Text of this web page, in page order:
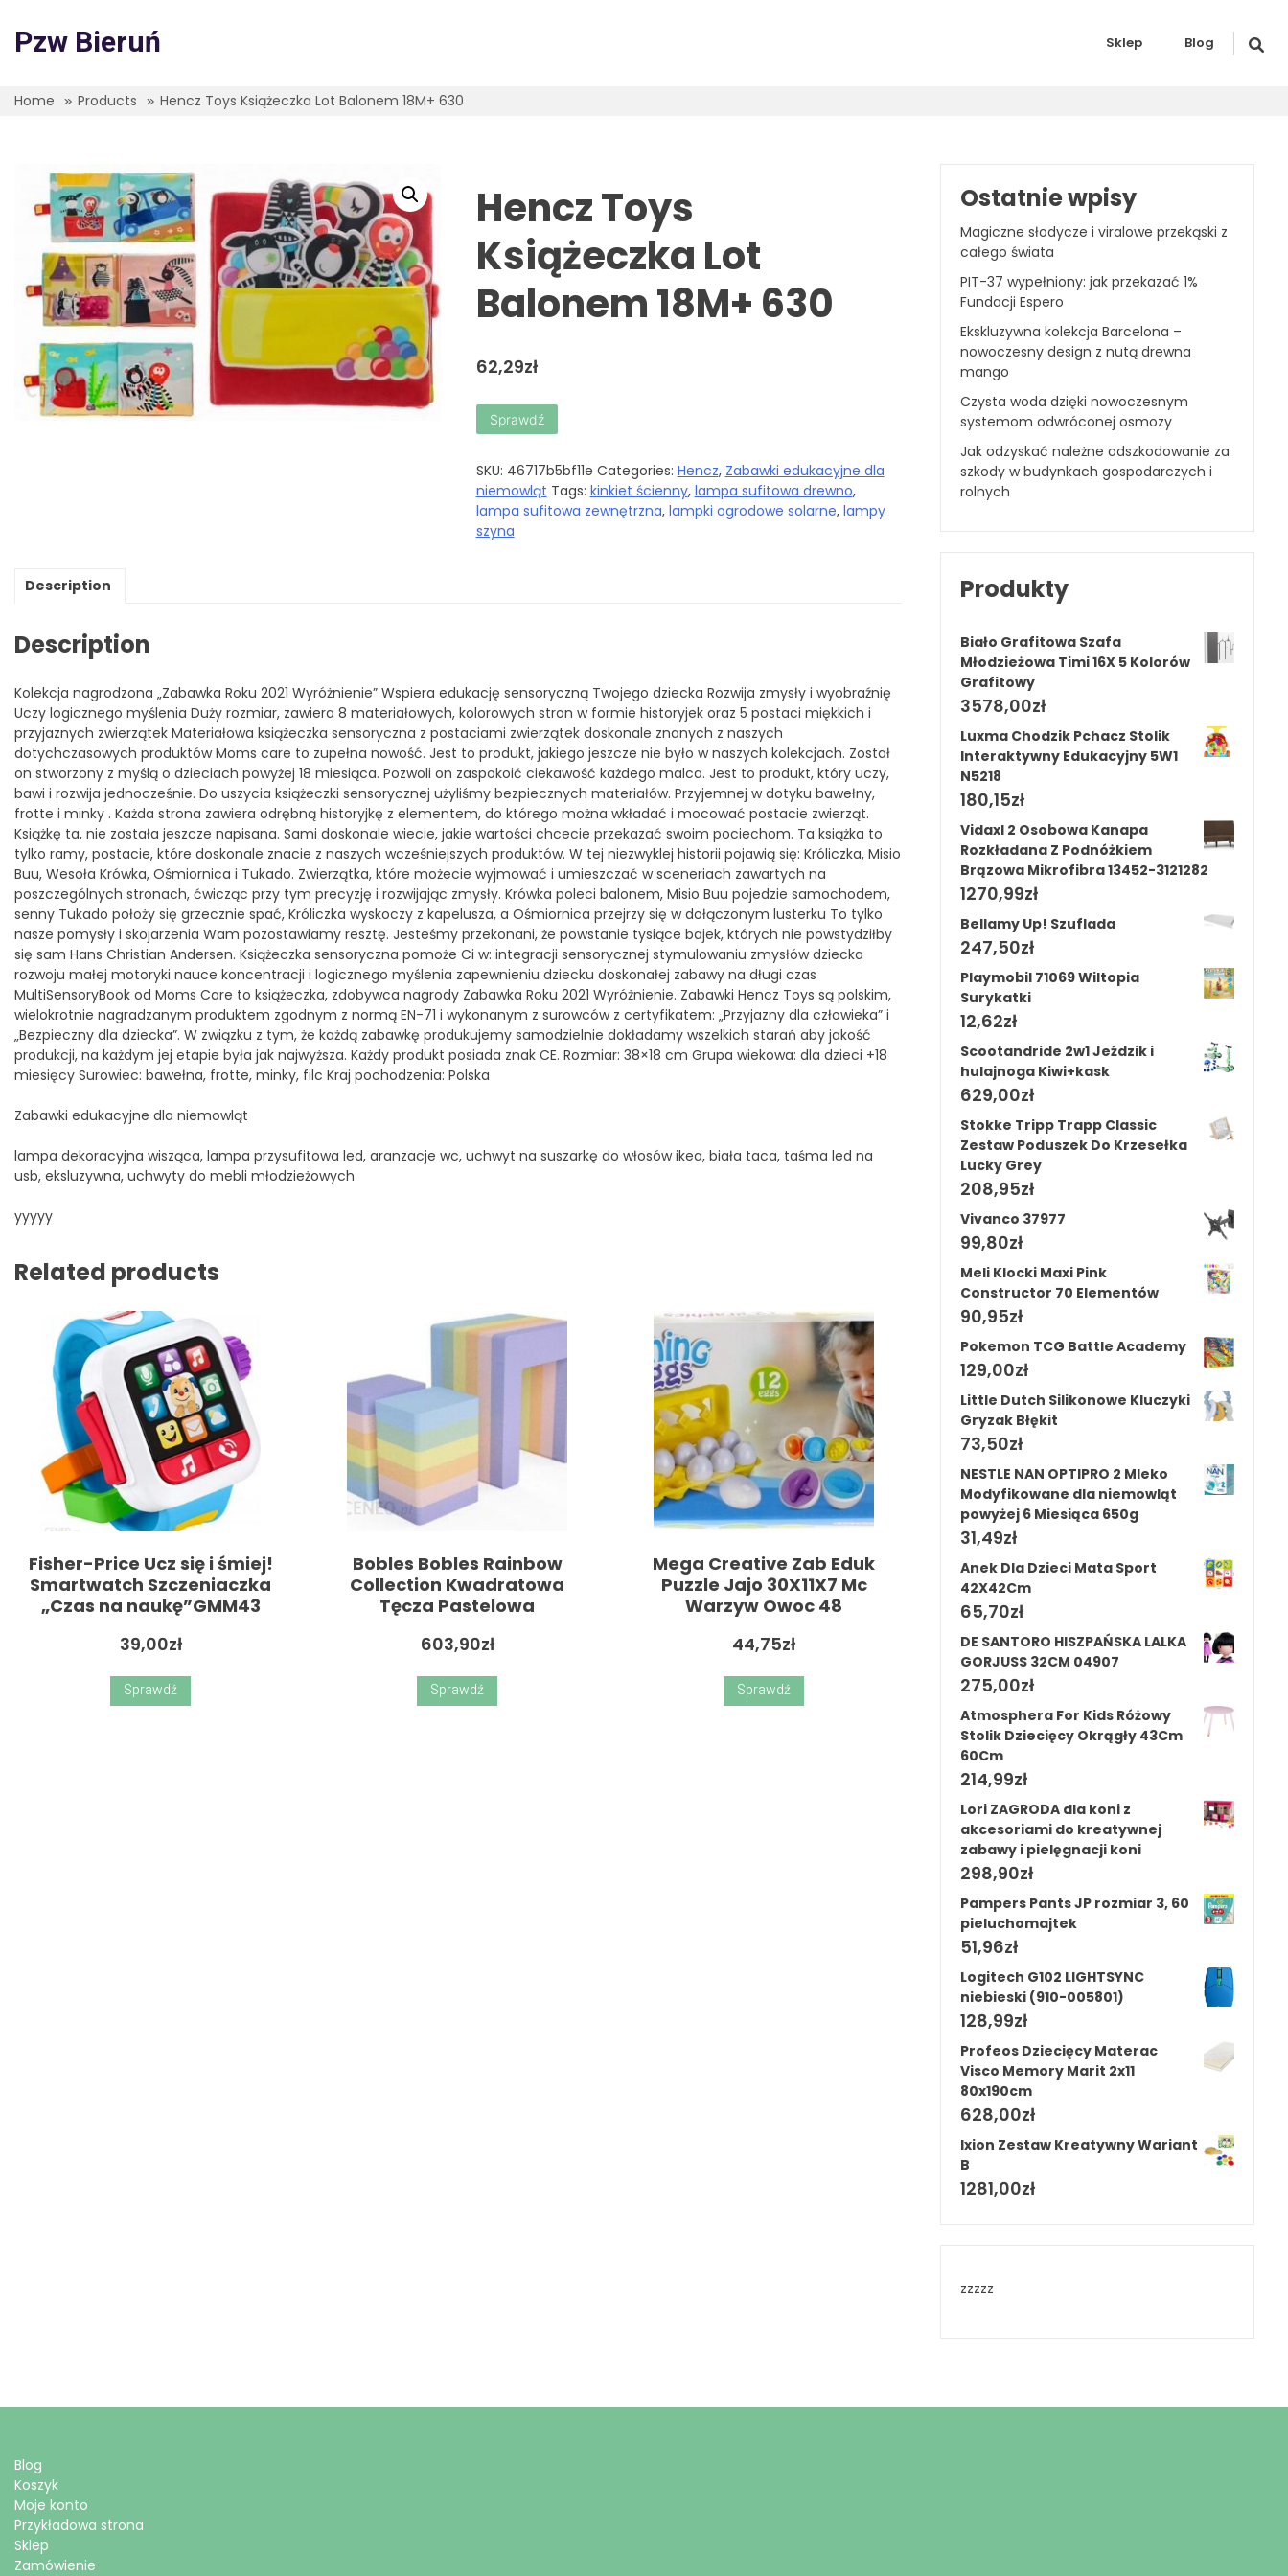
content
Pzw Bieruń Sklep Blog
Home Products Hencz Toys Książeczka Lot Balonem 18M+ 630
Hencz Toys
Książeczka Lot
Balonem 18M+ 630
62,29zł
Sprawdź
SKU: 46717b5bf11e Categories: Hencz, Zabawki edukacyjne dla
niemowląt Tags: kinkiet ścienny, lampa sufitowa drewno,
lampa sufitowa zewnętrzna, lampki ogrodowe solarne, lampy
szyna
Description
Description
Kolekcja nagrodzona „Zabawka Roku 2021 Wyróżnienie” Wspiera edukację sensoryczną Twojego dziecka Rozwija zmysły i wyobraźnię
Uczy logicznego myślenia Duży rozmiar, zawiera 8 materiałowych, kolorowych stron w formie historyjek oraz 5 postaci miękkich i
przyjaznych zwierzątek Materiałowa książeczka sensoryczna z postaciami zwierzątek doskonale znanych z naszych
dotychczasowych produktów Moms care to zupełna nowość. Jest to produkt, jakiego jeszcze nie było w naszych kolekcjach. Został
on stworzony z myślą o dzieciach powyżej 18 miesiąca. Pozwoli on zaspokoić ciekawość każdego malca. Jest to produkt, który uczy,
bawi i rozwija jednocześnie. Do uszycia książeczki sensorycznej użyliśmy bezpiecznych materiałów. Przyjemnej w dotyku bawełny,
frotte i minky . Każda strona zawiera odrębną historyjkę z elementem, do którego można wkładać i mocować postacie zwierząt.
Książkę ta, nie została jeszcze napisana. Sami doskonale wiecie, jakie wartości chcecie przekazać swoim pociechom. Ta książka to
tylko ramy, postacie, które doskonale znacie z naszych wcześniejszych produktów. W tej niezwyklej historii pojawią się: Króliczka, Misio
Buu, Wesoła Krówka, Ośmiornica i Tukado. Zwierzątka, które możecie wyjmować i umieszczać w sceneriach zawartych na
poszczególnych stronach, ćwicząc przy tym precyzję i rozwijając zmysły. Krówka poleci balonem, Misio Buu pojedzie samochodem,
senny Tukado położy się grzecznie spać, Króliczka wyskoczy z kapelusza, a Ośmiornica przejrzy się w dołączonym lusterku To tylko
nasze pomysły i skojarzenia Wam pozostawiamy resztę. Jesteśmy przekonani, że powstanie tysiące bajek, których nie powstydziłby
się sam Hans Christian Andersen. Książeczka sensoryczna pomoże Ci w: integracji sensorycznej stymulowaniu zmysłów dziecka
rozwoju małej motoryki nauce koncentracji i logicznego myślenia zapewnieniu dziecku doskonałej zabawy na długi czas
MultiSensoryBook od Moms Care to książeczka, zdobywca nagrody Zabawka Roku 2021 Wyróżnienie. Zabawki Hencz Toys są polskim,
wielokrotnie nagradzanym produktem zgodnym z normą EN-71 i wykonanym z surowców z certyfikatem: „Przyjazny dla człowieka” i
„Bezpieczny dla dziecka”. W związku z tym, że każdą zabawkę produkujemy samodzielnie dokładamy wszelkich starań aby jakość
produkcji, na każdym jej etapie była jak najwyższa. Każdy produkt posiada znak CE. Rozmiar: 38×18 cm Grupa wiekowa: dla dzieci +18
miesięcy Surowiec: bawełna, frotte, minky, filc Kraj pochodzenia: Polska
Zabawki edukacyjne dla niemowląt
lampa dekoracyjna wisząca, lampa przysufitowa led, aranzacje wc, uchwyt na suszarkę do włosów ikea, biała taca, taśma led na
usb, eksluzywna, uchwyty do mebli młodzieżowych
yyyyy
Related products
Fisher-Price Ucz się i śmiej!
Smartwatch Szczeniaczka
„Czas na naukę”GMM43
39,00zł
Sprawdź
Bobles Bobles Rainbow
Collection Kwadratowa
Tęcza Pastelowa
603,90zł
Sprawdź
Mega Creative Zab Eduk
Puzzle Jajo 30X11X7 Mc
Warzyw Owoc 48
44,75zł
Sprawdź
Ostatnie wpisy
Magiczne słodycze i viralowe przekąski z
całego świata
PIT-37 wypełniony: jak przekazać 1%
Fundacji Espero
Ekskluzywna kolekcja Barcelona –
nowoczesny design z nutą drewna
mango
Czysta woda dzięki nowoczesnym
systemom odwróconej osmozy
Jak odzyskać należne odszkodowanie za
szkody w budynkach gospodarczych i
rolnych
Produkty
Biało Grafitowa Szafa
Młodzieżowa Timi 16X 5 Kolorów
Grafitowy
3578,00zł
Luxma Chodzik Pchacz Stolik
Interaktywny Edukacyjny 5W1
N5218
180,15zł
Vidaxl 2 Osobowa Kanapa
Rozkładana Z Podnóżkiem
Brązowa Mikrofibra 13452-3121282
1270,99zł
Bellamy Up! Szuflada
247,50zł
Playmobil 71069 Wiltopia
Surykatki
12,62zł
Scootandride 2w1 Jeździk i
hulajnoga Kiwi+kask
629,00zł
Stokke Tripp Trapp Classic
Zestaw Poduszek Do Krzesełka
Lucky Grey
208,95zł
Vivanco 37977
99,80zł
Meli Klocki Maxi Pink
Constructor 70 Elementów
90,95zł
Pokemon TCG Battle Academy
129,00zł
Little Dutch Silikonowe Kluczyki
Gryzak Błękit
73,50zł
NESTLE NAN OPTIPRO 2 Mleko
Modyfikowane dla niemowląt
powyżej 6 Miesiąca 650g
31,49zł
Anek Dla Dzieci Mata Sport
42X42Cm
65,70zł
DE SANTORO HISZPAŃSKA LALKA
GORJUSS 32CM 04907
275,00zł
Atmosphera For Kids Różowy
Stolik Dziecięcy Okrągły 43Cm
60Cm
214,99zł
Lori ZAGRODA dla koni z
akcesoriami do kreatywnej
zabawy i pielęgnacji koni
298,90zł
Pampers Pants JP rozmiar 3, 60
pieluchomajtek
51,96zł
Logitech G102 LIGHTSYNC
niebieski (910-005801)
128,99zł
Profeos Dziecięcy Materac
Visco Memory Marit 2x11
80x190cm
628,00zł
Ixion Zestaw Kreatywny Wariant
B
1281,00zł
zzzzz
Blog
Koszyk
Moje konto
Przykładowa strona
Sklep
Zamówienie